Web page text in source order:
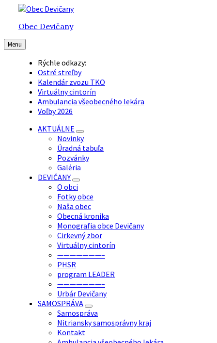
Preskočiť
obsah
Preskočiť
hlavnú
navigáciu
Preskočiť
pätičkuObec Devičany
Menu
Rýchle odkazy:
Ostré streľby
Kalendár zvozu TKO
Virtuálny cintorín
Ambulancia všeobecného lekára
Voľby 2026
AKTUÁLNE
Novinky
Úradná tabuľa
Pozvánky
Galéria
DEVIČANY
O obci
Fotky obce
Naša obec
Obecná kronika
Monografia obce Devičany
Cirkevný zbor
Virtuálny cintorín
———————–
PHSR
program LEADER
———————–
Urbár Devičany
SAMOSPRÁVA
Samospráva
Nitriansky samosprávny kraj
Kontakt